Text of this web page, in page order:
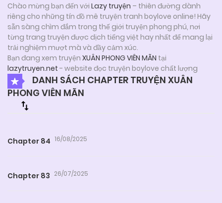
Chào mừng bạn đến với Lazy truyện – thiên đường dành
riêng cho những tín đồ mê truyện tranh boylove online! Hãy
sẵn sàng chìm đắm trong thế giới truyện phong phú, nơi
từng trang truyện được dịch tiếng việt hay nhất để mang lại
trải nghiệm mượt mà và đầy cảm xúc.
Bạn đang xem truyện XUÂN PHONG VIÊN MÃN tại
lazytruyen.net - website đọc truyện boylove chất lượng
DANH SÁCH CHAPTER TRUYỆN XUÂN
PHONG VIÊN MÃN
Chapter 84 16/08/2025
Chapter 83 26/07/2025